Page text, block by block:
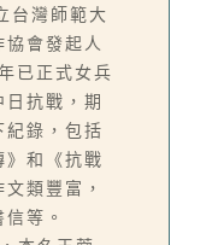
台灣師範大
會發起人
已正式女兵
抗戰，期
紀錄，包括
》和《抗戰
類豐富，
等。